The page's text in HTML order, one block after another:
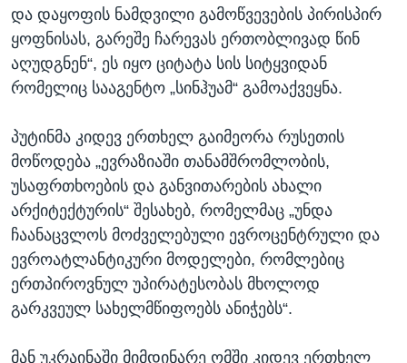
და დაყოფის ნამდვილი გამოწვევების პირისპირ
ყოფნისას, გარეშე ჩარევას ერთობლივად წინ
აღუდგნენ“, ეს იყო ციტატა სის სიტყვიდან
რომელიც სააგენტო „სინჰუამ“ გამოაქვეყნა.
პუტინმა კიდევ ერთხელ გაიმეორა რუსეთის
მოწოდება „ევრაზიაში თანამშრომლობის,
უსაფრთხოების და განვითარების ახალი
არქიტექტურის“ შესახებ, რომელმაც „უნდა
ჩაანაცვლოს მოძველებული ევროცენტრული და
ევროატლანტიკური მოდელები, რომლებიც
ერთპიროვნულ უპირატესობას მხოლოდ
გარკვეულ სახელმწიფოებს ანიჭებს“.
მან უკრაინაში მიმდინარე ომში კიდევ ერთხელ